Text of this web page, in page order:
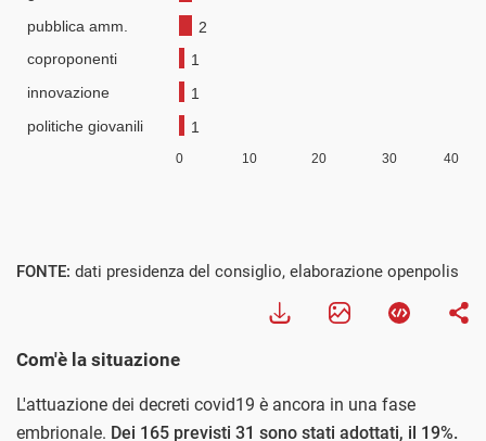
FONTE: dati presidenza del consiglio, elaborazione openpolis
Com'è la situazione
L'attuazione dei decreti covid19 è ancora in una fase
embrionale. Dei 165 previsti 31 sono stati adottati, il 19%.